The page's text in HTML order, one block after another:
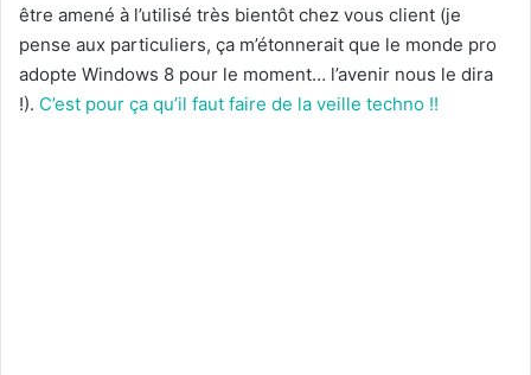
être amené à l’utilisé très bientôt chez vous client (je
pense aux particuliers, ça m’étonnerait que le monde pro
adopte Windows 8 pour le moment… l’avenir nous le dira
!). C’est pour ça qu’il faut faire de la veille techno !!